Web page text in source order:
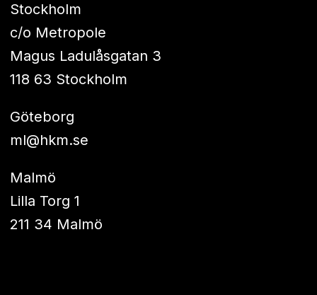
Stockholm
c/o Metropole
Magus Ladulåsgatan 3
118 63 Stockholm
Göteborg
ml@hkm.se
Malmö
Lilla Torg 1
211 34 Malmö